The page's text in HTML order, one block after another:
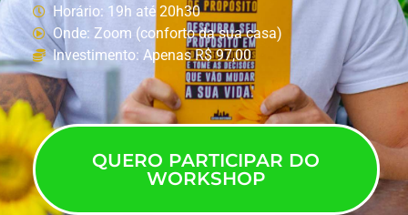
Horário: 19h até 20h30
Onde: Zoom (conforto da sua casa)
Investimento: Apenas R$ 97,00
QUERO PARTICIPAR DO
WORKSHOP